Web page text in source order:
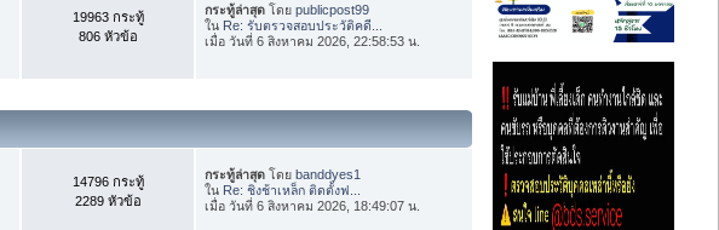
19963 กระทู้
806 หัวข้อ
กระทู้ล่าสุด โดยpublicpost99
ใน Re: รับตรวจสอบประวัติคดี...
เมื่อ วันที่ 6 สิงหาคม 2026, 22:58:53 น.
14796 กระทู้
2289 หัวข้อ
กระทู้ล่าสุด โดยbanddyes1
ใน Re: ชิงช้าเหล็ก ติดตั้งฟ...
เมื่อ วันที่ 6 สิงหาคม 2026, 18:49:07 น.